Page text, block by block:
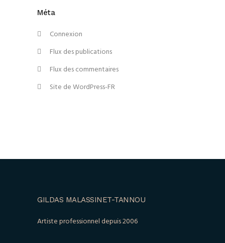
Méta
Connexion
Flux des publications
Flux des commentaires
Site de WordPress-FR
GILDAS MALASSINET-TANNOU
Artiste professionnel depuis 2006